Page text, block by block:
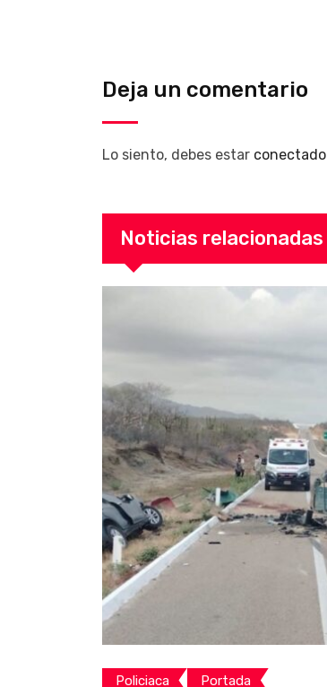
Deja un comentario
Lo siento, debes estar conectado
Noticias relacionadas
Policiaca Portada